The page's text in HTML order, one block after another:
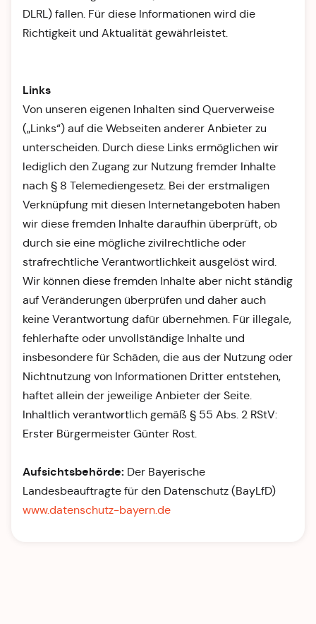
DLRL) fallen. Für diese Informationen wird die
Richtigkeit und Aktualität gewährleistet.
Links
Von unseren eigenen Inhalten sind Querverweise
(„Links“) auf die Webseiten anderer Anbieter zu
unterscheiden. Durch diese Links ermöglichen wir
lediglich den Zugang zur Nutzung fremder Inhalte
nach § 8 Telemediengesetz. Bei der erstmaligen
Verknüpfung mit diesen Internetangeboten haben
wir diese fremden Inhalte daraufhin überprüft, ob
durch sie eine mögliche zivilrechtliche oder
strafrechtliche Verantwortlichkeit ausgelöst wird.
Wir können diese fremden Inhalte aber nicht ständig
auf Veränderungen überprüfen und daher auch
keine Verantwortung dafür übernehmen. Für illegale,
fehlerhafte oder unvollständige Inhalte und
insbesondere für Schäden, die aus der Nutzung oder
Nichtnutzung von Informationen Dritter entstehen,
haftet allein der jeweilige Anbieter der Seite.
Inhaltlich verantwortlich gemäß § 55 Abs. 2 RStV:
Erster Bürgermeister Günter Rost.
Aufsichtsbehörde: Der Bayerische
Landesbeauftragte für den Datenschutz (BayLfD)
www.datenschutz-bayern.de